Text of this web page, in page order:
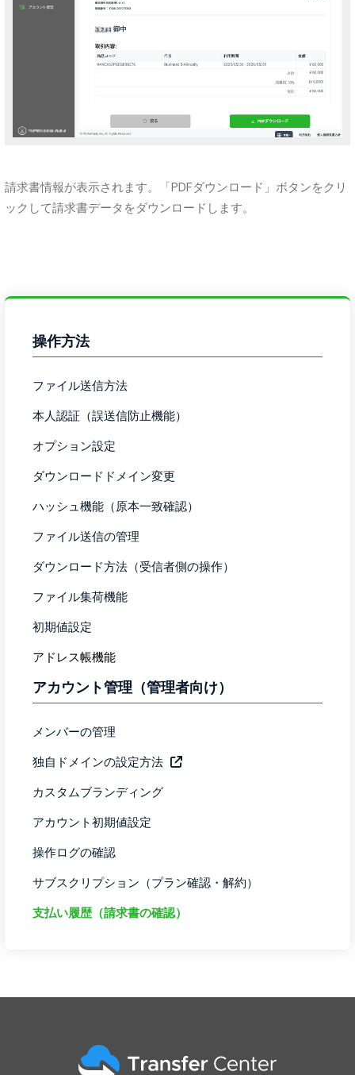
請求書情報が表示されます。「PDFダウンロード」ボタンをクリ
ックして請求書データをダウンロードします。
操作方法
ファイル送信方法
本人認証（誤送信防止機能）
オプション設定
ダウンロードドメイン変更
ハッシュ機能（原本一致確認）
ファイル送信の管理
ダウンロード方法（受信者側の操作）
ファイル集荷機能
初期値設定
アドレス帳機能
アカウント管理（管理者向け）
メンバーの管理
独自ドメインの設定方法
カスタムブランディング
アカウント初期値設定
操作ログの確認
サブスクリプション（プラン確認・解約）
支払い履歴（請求書の確認）